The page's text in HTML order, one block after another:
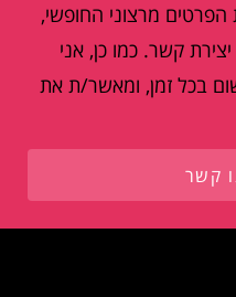
מרצוני החופשי,
קשר. כמו כן, אני
בכל זמן, ומאשר/ת את
קשר